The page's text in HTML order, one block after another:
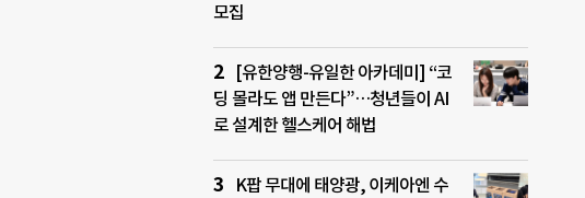
모집
[유한양행-유일한 아카데미] “코
딩 몰라도 앱 만든다”…청년들이 AI
로 설계한 헬스케어 해법
K팝 무대에 태양광, 이케아엔 수